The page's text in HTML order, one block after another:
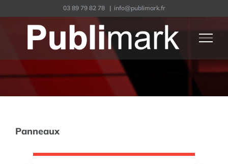
03 89 79 82 78 | info@publimark.fr
Panneaux